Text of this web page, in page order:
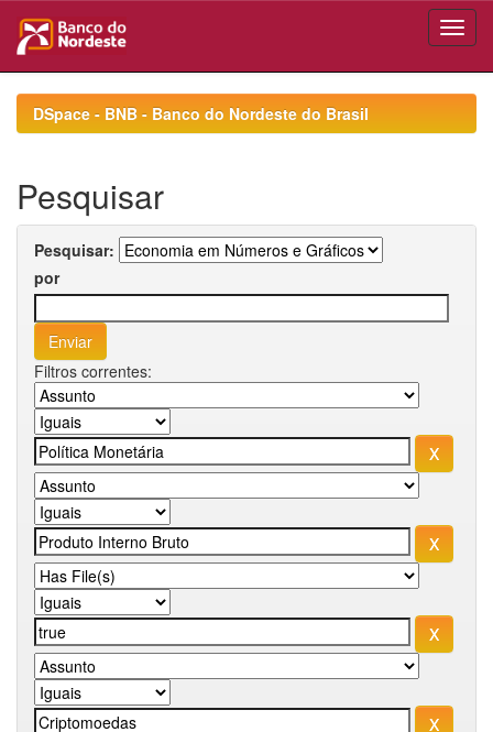
navigationDSpace - BNB - Banco do Nordeste do Brasil
Pesquisar
Pesquisar:
por
Filtros correntes: